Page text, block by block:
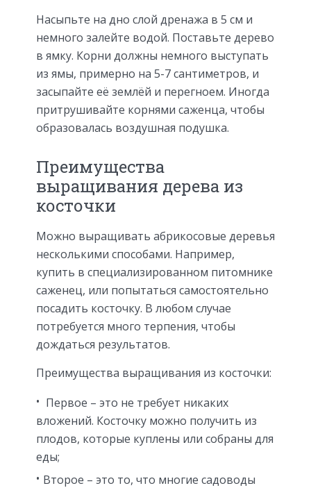
Насыпьте на дно слой дренажа в 5 см и
немного залейте водой. Поставьте дерево
в ямку. Корни должны немного выступать
из ямы, примерно на 5-7 сантиметров, и
засыпайте её землёй и перегноем. Иногда
притрушивайте корнями саженца, чтобы
образовалась воздушная подушка.
Преимущества
выращивания дерева из
косточки
Можно выращивать абрикосовые деревья
несколькими способами. Например,
купить в специализированном питомнике
саженец, или попытаться самостоятельно
посадить косточку. В любом случае
потребуется много терпения, чтобы
дождаться результатов.
Преимущества выращивания из косточки:
Первое – это не требует никаких
вложений. Косточку можно получить из
плодов, которые куплены или собраны для
еды;
Второе – это то, что многие садоводы